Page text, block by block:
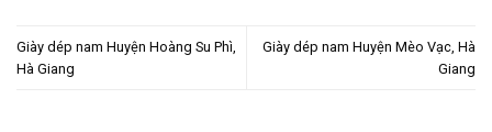
Giày dép nam Huyện Hoàng Su Phì,
Hà Giang
Giày dép nam Huyện Mèo Vạc, Hà
Giang